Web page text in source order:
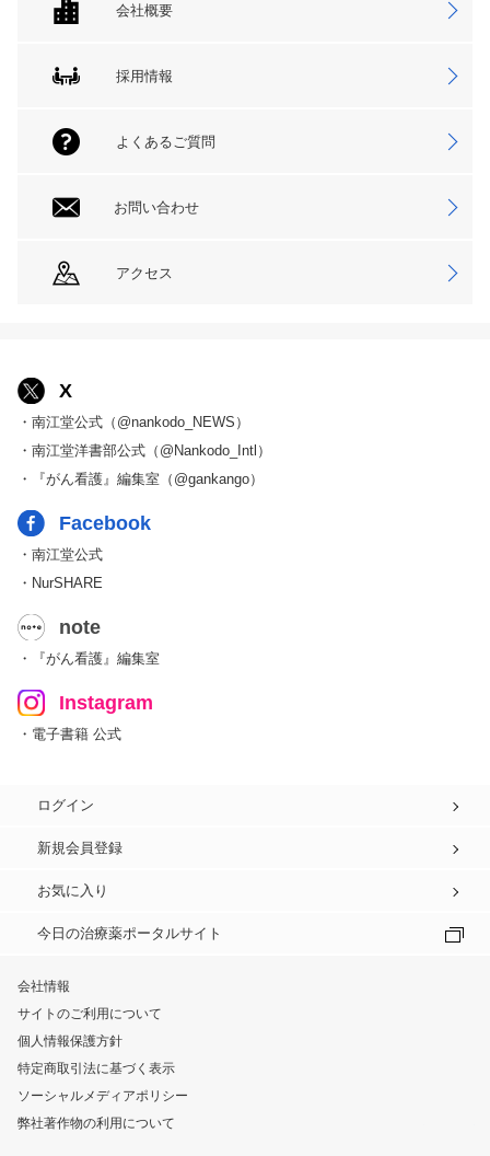
会社概要
採用情報
よくあるご質問
お問い合わせ
アクセス
X
・南江堂公式（@nankodo_NEWS）
・南江堂洋書部公式（@Nankodo_Intl）
・『がん看護』編集室（@gankango）
Facebook
・南江堂公式
・NurSHARE
note
・『がん看護』編集室
Instagram
・電子書籍 公式
ログイン
新規会員登録
お気に入り
今日の治療薬ポータルサイト
会社情報
サイトのご利用について
個人情報保護方針
特定商取引法に基づく表示
ソーシャルメディアポリシー
弊社著作物の利用について